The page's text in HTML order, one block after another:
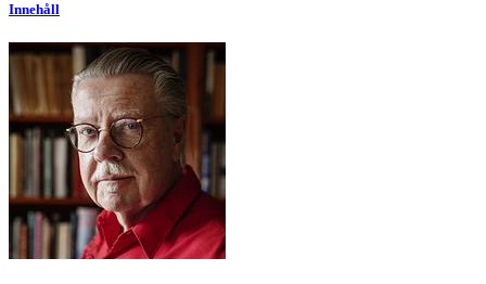
Innehåll